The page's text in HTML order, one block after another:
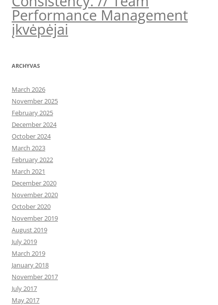
Performance Management
įkvėpėjai
ARCHYVAS
March 2026
November 2025
February 2025
December 2024
October 2024
March 2023
February 2022
March 2021
December 2020
November 2020
October 2020
November 2019
August 2019
July 2019
March 2019
January 2018
November 2017
July 2017
May 2017